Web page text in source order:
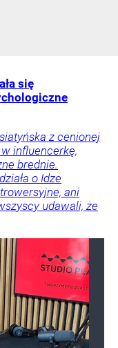
się
z cenionej
influencerkę,
brednie.
o Idze
ani
udawali, że